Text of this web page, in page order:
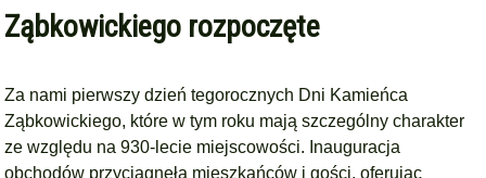
Ząbkowickiego rozpoczęte
Za nami pierwszy dzień tegorocznych Dni Kamieńca
Ząbkowickiego, które w tym roku mają szczególny charakter
ze względu na 930-lecie miejscowości. Inauguracja
obchodów przyciągnęła mieszkańców i gości, oferując